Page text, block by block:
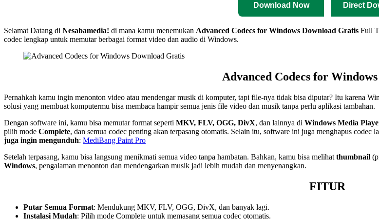
Download Now Direct
Selamat Datang di Nesabamedia! di mana kamu menemukan Advanced Codecs for Windows Download Gratis Full
codec lengkap untuk memutar berbagai format video dan audio di Windows.
Advanced Codecs for Windows
Pernahkah kamu ingin menonton video atau mendengar musik di komputer, tapi file-nya tidak bisa diputar? Itu karena
solusi yang membuat komputermu bisa membaca hampir semua jenis file video dan musik tanpa perlu aplikasi tambahan.
Dengan software ini, kamu bisa memutar format seperti MKV, FLV, OGG, DivX, dan lainnya di Windows Media
pilih mode Complete, dan semua codec penting akan terpasang otomatis. Selain itu, software ini juga menghapus codec
juga ingin mengunduh: MediBang Paint Pro
Setelah terpasang, kamu bisa langsung menikmati semua video tanpa hambatan. Bahkan, kamu bisa melihat thumbnail
Windows, pengalaman menonton dan mendengarkan musik jadi lebih mudah dan menyenangkan.
FITUR
Putar Semua Format: Mendukung MKV, FLV, OGG, DivX, dan banyak lagi.
Instalasi Mudah: Pilih mode Complete untuk memasang semua codec otomatis.